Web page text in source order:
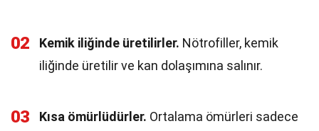
02 Kemik iliğinde üretilirler. Nötrofiller, kemik
iliğinde üretilir ve kan dolaşımına salınır.
03 Kısa ömürlüdürler. Ortalama ömürleri sadece